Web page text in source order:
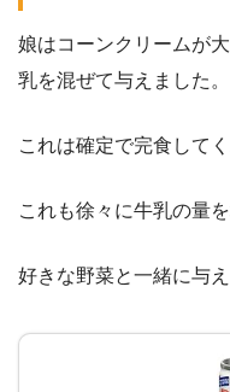
娘はコーンクリームが
乳を混ぜて与えました。
これは確定で完食してく
これも徐々に牛乳の量
好きな野菜と一緒に与